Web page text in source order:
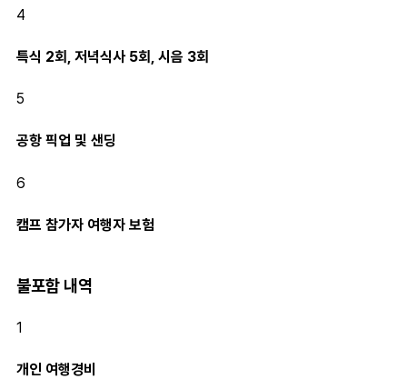
4
특식 2회, 저녁식사 5회, 시음 3회
5
공항 픽업 및 샌딩
6
캠프 참가자 여행자 보험
불포함 내역
1
개인 여행경비